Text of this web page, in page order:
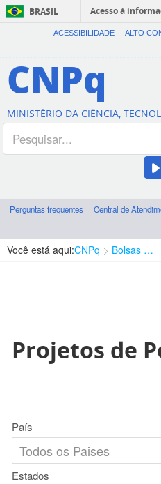
BRASIL
Acesso à
ACESSIBILIDADE ALTO
CNPq
MINISTÉRIO DA CIÊNCIA,
Perguntas frequentes Central de
Você está aqui:CNPq Bolsas e Auxílios Vigentes
Projetos de
País
Estados